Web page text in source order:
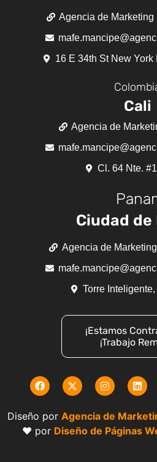
Agencia de
16 E 34th St New
Cali
Agencia de
Cl. 64 Nte.
Ciudad de
Agencia de
Torre
¡Estamos
¡Trabajo
Diseño por Agencia de
❤️ por Diseño de Páginas